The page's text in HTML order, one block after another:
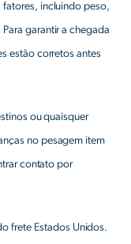
incluindo peso,
garantir a chegada
estão corretos antes
ou quaisquer
no pesagem item
contato por
frete Estados Unidos.